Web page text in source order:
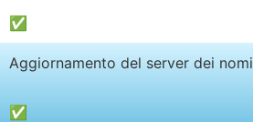
✅
Aggiornamento del server dei nomi
✅